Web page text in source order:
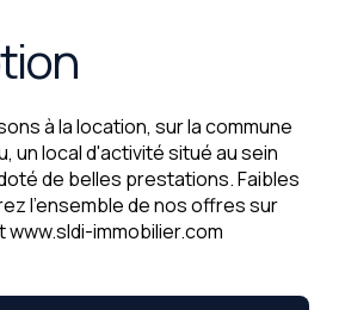
à la location, sur la commune
un local d'activité situé au sein
de belles prestations. Faibles
l'ensemble de nos offres sur
immobilier.com